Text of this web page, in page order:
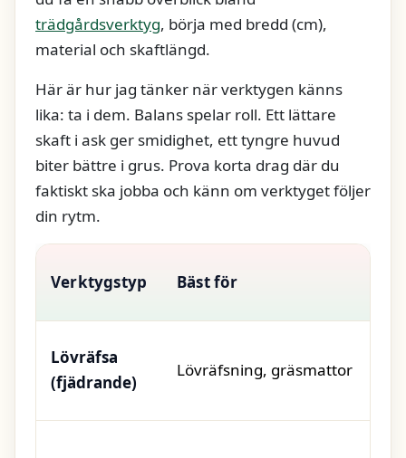
trädgårdsverktyg, börja med bredd (cm),
material och skaftlängd.
Här är hur jag tänker när verktygen känns
lika: ta i dem. Balans spelar roll. Ett lättare
skaft i ask ger smidighet, ett tyngre huvud
biter bättre i grus. Prova korta drag där du
faktiskt ska jobba och känn om verktyget följer
din rytm.
Verktygstyp Bäst för
Lövräfsa
(fjädrande)
Lövräfsning, gräsmattor